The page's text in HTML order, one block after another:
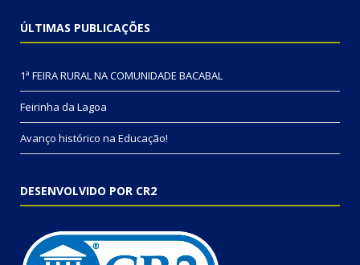
ÚLTIMAS PUBLICAÇÕES
1ª FEIRA RURAL NA COMUNIDADE BACABAL
Feirinha da Lagoa
Avanço histórico na Educação!
DESENVOLVIDO POR CR2